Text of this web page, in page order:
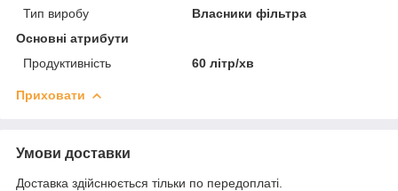
Тип виробу
Власники фільтра
Основні атрибути
Продуктивність
60 літр/хв
Приховати
Умови доставки
Доставка здійснюється тільки по передоплаті.